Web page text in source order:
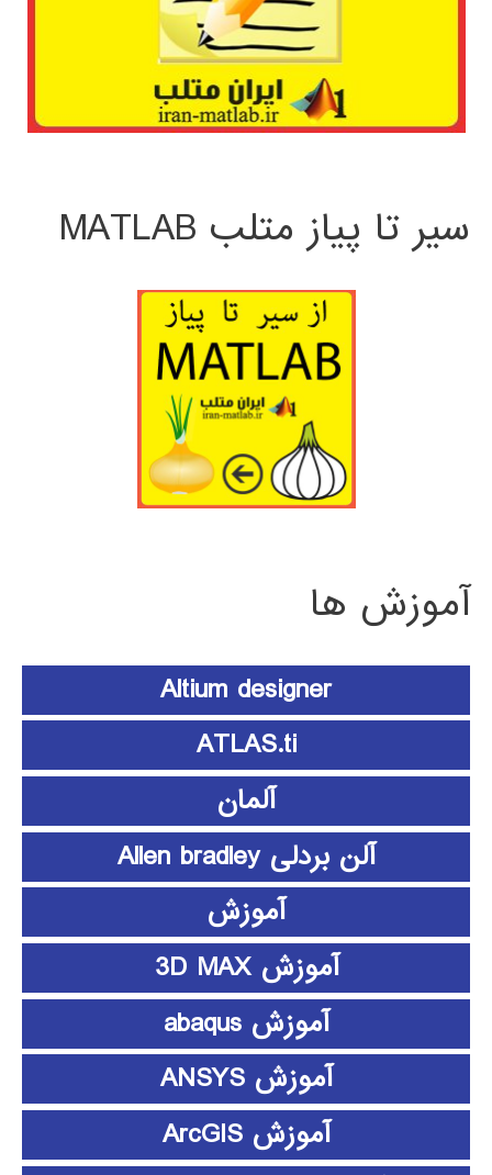
سیر تا پیاز متلب MATLAB
آموزش ها
Altium designer
ATLAS.ti
آلمان
آلن بردلی Allen bradley
آموزش
آموزش 3D MAX
آموزش abaqus
آموزش ANSYS
آموزش ArcGIS